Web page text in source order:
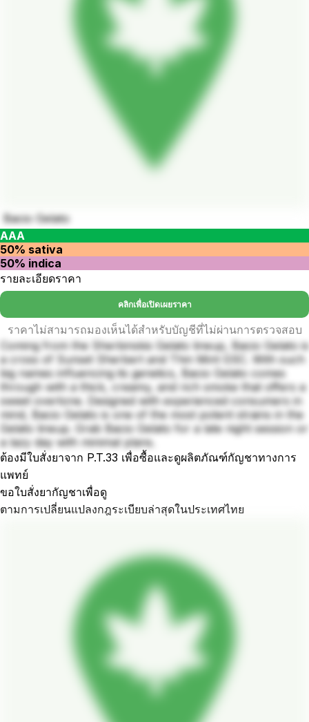
Bacio Gelato
AAA
50% sativa
50% indica
รายละเอียดราคา
คลิกเพื่อเปิดเผยราคา
ราคาไม่สามารถมองเห็นได้สำหรับบัญชีที่ไม่ผ่านการตรวจสอบ
Coming from the Sherbinskis Gelato lineup, Bacio Gelato is
a cross of Sunset Sherbert and Thin Mint GSC. With such
big names influencing its genetics, Bacio Gelato comes
through with a thick, creamy, and rich smoke that offers a
sweet overtone. Designed with experienced consumers in
mind, Bacio Gelato is one of the most potent strains in the
Gelato lineup. Grab Bacio Gelato for a late night session or
a lazy day with minimal plans.
ต้องมีใบสั่งยาจาก P.T.33 เพื่อซื้อและดูผลิตภัณฑ์กัญชาทางการ
แพทย์
ขอใบสั่งยากัญชาเพื่อดู
ตามการเปลี่ยนแปลงกฎระเบียบล่าสุดในประเทศไทย